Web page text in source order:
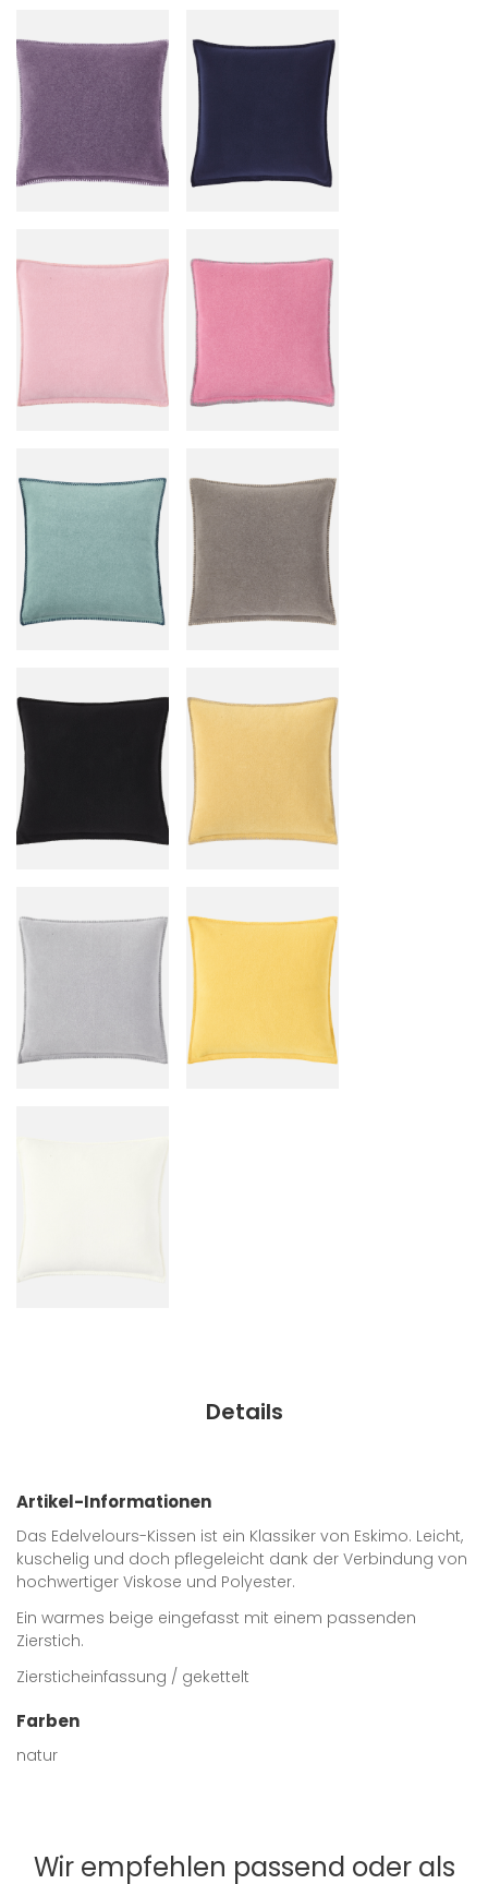
Details
Artikel-Informationen
Das Edelvelours-Kissen ist ein Klassiker von Eskimo. Leicht,
kuschelig und doch pflegeleicht dank der Verbindung von
hochwertiger Viskose und Polyester.
Ein warmes beige eingefasst mit einem passenden
Zierstich.
Ziersticheinfassung / gekettelt
Farben
natur
Wir empfehlen passend oder als